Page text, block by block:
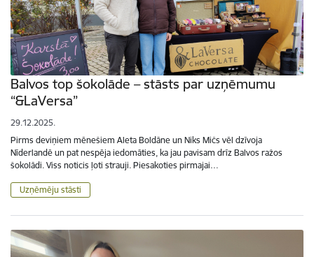
Balvos top šokolāde – stāsts par uzņēmumu
“&LaVersa”
29.12.2025.
Pirms deviņiem mēnešiem Aleta Boldāne un Niks Mičs vēl dzīvoja
Nīderlandē un pat nespēja iedomāties, ka jau pavisam drīz Balvos ražos
šokolādi. Viss noticis ļoti strauji. Piesakoties pirmajai…
Uzņēmēju stāsti